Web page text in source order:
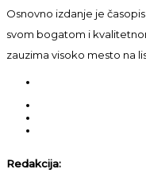
Osnovno izdanje je
svom bogatom i
zauzima visoko mesto na
Redakcija: